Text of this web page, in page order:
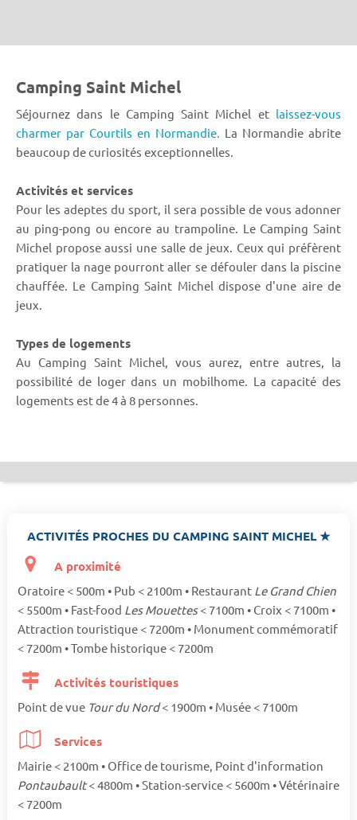
Camping Saint Michel
Séjournez dans le Camping Saint Michel et laissez-vous
charmer par Courtils en Normandie. La Normandie abrite
beaucoup de curiosités exceptionnelles.
Activités et services
Pour les adeptes du sport, il sera possible de vous adonner
au ping-pong ou encore au trampoline. Le Camping Saint
Michel propose aussi une salle de jeux. Ceux qui préfèrent
pratiquer la nage pourront aller se défouler dans la piscine
chauffée. Le Camping Saint Michel dispose d'une aire de
jeux.
Types de logements
Au Camping Saint Michel, vous aurez, entre autres, la
possibilité de loger dans un mobilhome. La capacité des
logements est de 4 à 8 personnes.
ACTIVITÉS PROCHES DU CAMPING SAINT MICHEL ★
A proximité
Oratoire < 500m • Pub < 2100m • Restaurant Le Grand Chien
< 5500m • Fast-food Les Mouettes< 7100m • Croix < 7100m •
Attraction touristique < 7200m • Monument commémoratif
< 7200m • Tombe historique < 7200m
Activités touristiques
Point de vue Tour du Nord< 1900m • Musée < 7100m
Services
Mairie < 2100m • Office de tourisme, Point d'information
Pontaubault< 4800m • Station-service < 5600m • Vétérinaire
< 7200m